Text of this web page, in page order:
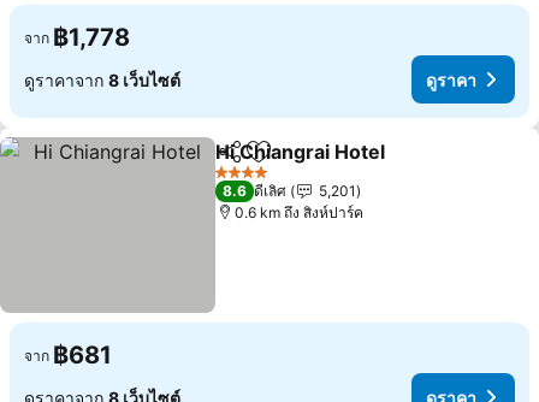
จาก ฿1,778
ดูราคาจาก 8 เว็บไซต์ ดูราคา
แชร์ เพิ่มในรายการโปรด
Hi Chiangrai Hotel
4 ดาว
8.6 ดีเลิศ
5,201
0.6 km ถึง สิงห์ปาร์ค
จาก ฿681
ดูราคาจาก 8 เว็บไซต์ ดูราคา